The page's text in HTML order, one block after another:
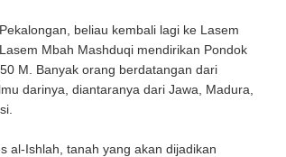
beliau kembali lagi ke Lasem
Mbah Mashduqi mendirikan Pondok
M. Banyak orang berdatangan dari
darinya, diantaranya dari Jawa, Madura,
al-Ishlah, tanah yang akan dijadikan